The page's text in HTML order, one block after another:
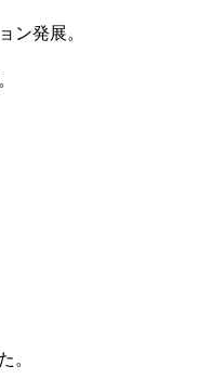
ン発展。
。